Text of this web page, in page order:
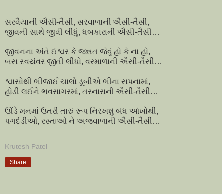
સરવૈયાની ઐસી-તૈસી, સરવાળાની ઐસી-તૈસી,
જીવની સાથે જીવી લીધું, ધબકારાની ઐસી-તૈસી…
જીવનના અંતે ઈશ્વર કે જન્નત જેવું હો કે ના હો,
બસ સ્વયંવર જીતી લીધો, વરમાળાની ઐસી-તૈસી…
શ્વાસોથી ભીંજાઈ ચાલો ડૂબીએ ભીના સપનામાં,
હોડી લઈને ભવસાગરમાં, તરનારાની ઐસી-તૈસી…
ઊંડે મનમાં ઉતરી તારું રૂપ નિરખશું બંધ આંખોથી,
પગદંડીઓ, રસ્તાઓ ને અજવાળાની ઐસી-તૈસી…
Krutesh Patel
Share